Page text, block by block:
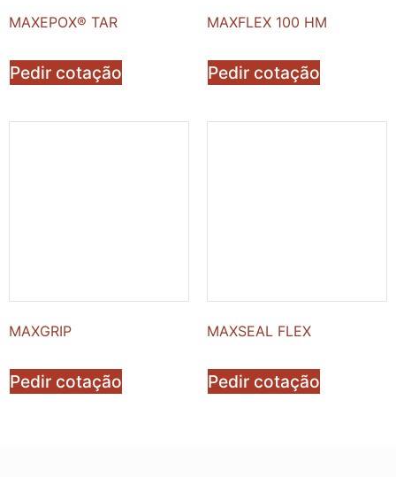
MAXEPOX® TAR
Pedir cotação
MAXFLEX 100 HM
Pedir cotação
MAXGRIP
Pedir cotação
MAXSEAL FLEX
Pedir cotação